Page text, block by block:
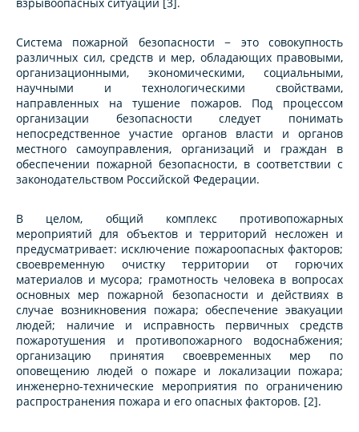
Система пожарной безопасности − это совокупность
различных сил, средств и мер, обладающих правовыми,
организационными, экономическими, социальными,
научными и технологическими свойствами,
направленных на тушение пожаров. Под процессом
организации безопасности следует понимать
непосредственное участие органов власти и органов
местного самоуправления, организаций и граждан в
обеспечении пожарной безопасности, в соответствии с
законодательством Российской Федерации.
В целом, общий комплекс противопожарных
мероприятий для объектов и территорий несложен и
предусматривает: исключение пожароопасных факторов;
своевременную очистку территории от горючих
материалов и мусора; грамотность человека в вопросах
основных мер пожарной безопасности и действиях в
случае возникновения пожара; обеспечение эвакуации
людей; наличие и исправность первичных средств
пожаротушения и противопожарного водоснабжения;
организацию принятия своевременных мер по
оповещению людей о пожаре и локализации пожара;
инженерно-технические мероприятия по ограничению
распространения пожара и его опасных факторов. [2].